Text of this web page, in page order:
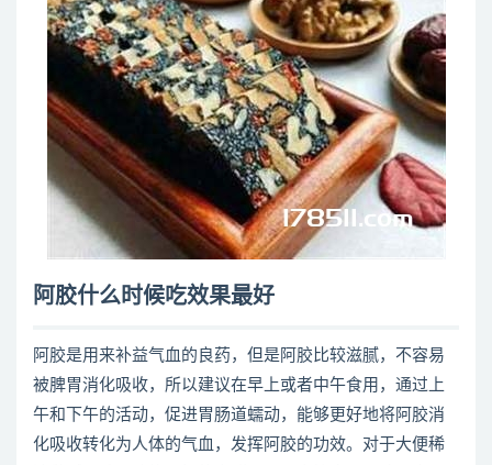
阿胶什么时候吃效果最好
阿胶是用来补益气血的良药，但是阿胶比较滋腻，不容易
被脾胃消化吸收，所以建议在早上或者中午食用，通过上
午和下午的活动，促进胃肠道蠕动，能够更好地将阿胶消
化吸收转化为人体的气血，发挥阿胶的功效。对于大便稀